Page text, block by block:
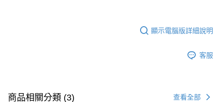
顯示電腦版詳細說明
客服
商品相關分類 (3) 查看全部